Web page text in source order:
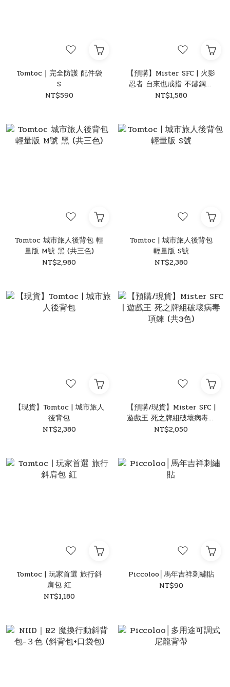
Tomtoc｜完全防護 配件袋
S
NT$590
【預購】Mister SFC | 火影
忍者 自來也戒指 不鏽鋼戒
指
NT$1,580
Tomtoc 城市旅人後背包 輕
量版 M號 黑 (共三色)
NT$2,980
Tomtoc | 城市旅人後背包
輕量版 S號
NT$2,380
【現貨】Tomtoc | 城市旅人
後背包
NT$2,380
【預購/現貨】Mister SFC |
遊戲王 死之牌組破壞病毒項
鍊 (共3色)
NT$2,050
Tomtoc | 玩家首選 旅行斜
肩包​​ 紅
NT$1,180
Piccoloo│馬年吉祥刺繡貼
NT$90